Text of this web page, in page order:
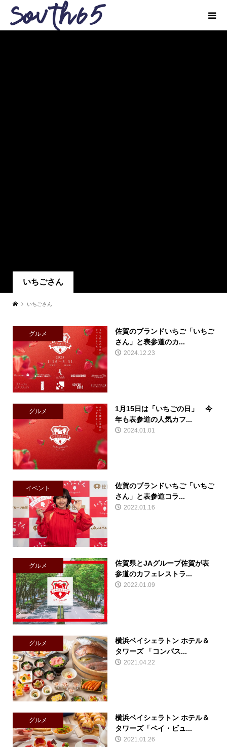
いちごさん
いちごさん
グルメ
佐賀のブランドいちご「いちご
さん」と表参道のカ...
2024.12.23
グルメ
1月15日は「いちごの日」 今
年も表参道の人気カフ...
2024.01.01
イベント
佐賀のブランドいちご「いちご
さん」と表参道コラ...
2022.01.16
グルメ
佐賀県とJAグループ佐賀が表
参道のカフェレストラ...
2022.01.09
グルメ
横浜ベイシェラトン ホテル＆
タワーズ 「コンパス...
2021.04.22
グルメ
横浜ベイシェラトン ホテル＆
タワーズ「ベイ・ビュ...
2021.01.26